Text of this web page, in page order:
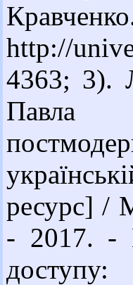
http://
4363; 3).
Павла
ресурс] /
- 2017.
доступу: